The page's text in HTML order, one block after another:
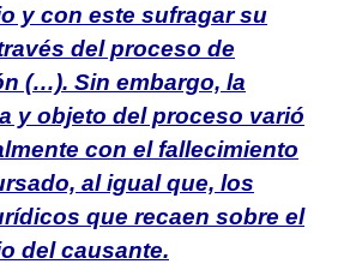
y con este sufragar su
del proceso de
(…). Sin embargo, la
y objeto del proceso varió
con el fallecimiento
al igual que, los
que recaen sobre el
del causante.